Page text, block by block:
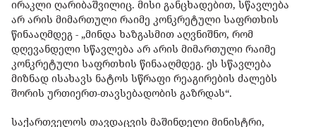
ირაკლი ღარიბაშვილიც. მისი განცხადებით, სწავლება
არ არის მიმართული რაიმე კონკრეტული საფრთხის
წინააღმდეგ - „მინდა ხაზგასმით აღვნიშნო, რომ
დღევანდელი სწავლება არ არის მიმართული რაიმე
კონკრეტული საფრთხის წინააღმდეგ. ეს სწავლება
მიზნად ისახავს ნატოს სწრაფი რეაგირების ძალებს
შორის ურთიერთ-თავსებადობის გაზრდას“.
საქართველოს თავდაცვის მაშინდელი მინისტრი,